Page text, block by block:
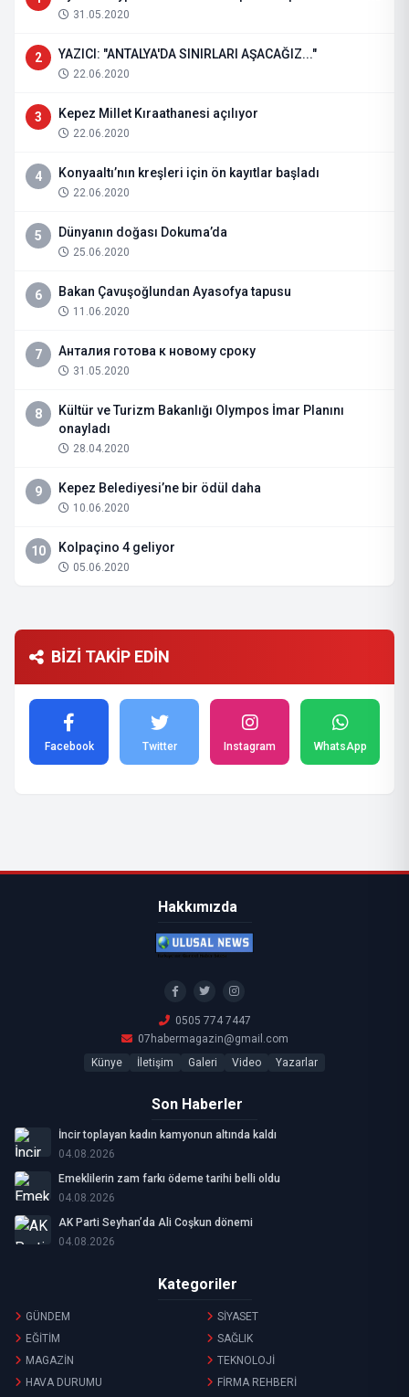
31.05.2020
2 YAZICI: "ANTALYA'DA SINIRLARI AŞACAĞIZ..."
22.06.2020
3 Kepez Millet Kıraathanesi açılıyor
22.06.2020
4 Konyaaltı’nın kreşleri için ön kayıtlar başladı
22.06.2020
5 Dünyanın doğası Dokuma’da
25.06.2020
6 Bakan Çavuşoğlundan Ayasofya tapusu
11.06.2020
7 Анталия готова к новому сроку
31.05.2020
8
Kültür ve Turizm Bakanlığı Olympos İmar Planını
onayladı
28.04.2020
9 Kepez Belediyesi’ne bir ödül daha
10.06.2020
10 Kolpaçino 4 geliyor
05.06.2020
BİZİ TAKİP EDİN
Facebook Twitter Instagram WhatsApp
Hakkımızda
0505 774 7447
07habermagazin@gmail.com
Künye
İletişim Galeri Video Yazarlar
Son Haberler
İncir toplayan kadın kamyonun altında kaldı
04.08.2026
Emeklilerin zam farkı ödeme tarihi belli oldu
04.08.2026
AK Parti Seyhan’da Ali Coşkun dönemi
04.08.2026
Kategoriler
GÜNDEM
SİYASET
EĞİTİM
SAĞLIK
MAGAZİN
TEKNOLOJİ
HAVA DURUMU
FİRMA REHBERİ